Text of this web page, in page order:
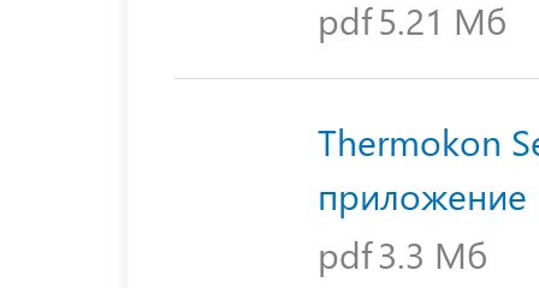
pdf5.21 Мб
Thermokon
приложение
pdf3.3 Мб